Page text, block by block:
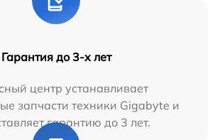
Гарантия до 3-х лет
центр устанавливает
запчасти техники Gigabyte и
гарантию до 3 лет.